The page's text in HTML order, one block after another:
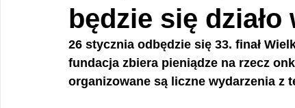
będzie się
26 stycznia odbędzie się 33. finał
fundacja zbiera pieniądze na rzecz
organizowane są liczne wydarzenia z